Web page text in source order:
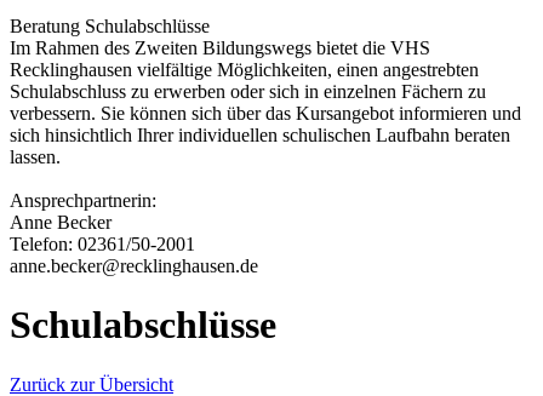
Beratung Schulabschlüsse
Im Rahmen des Zweiten Bildungswegs bietet die VHS
Recklinghausen vielfältige Möglichkeiten, einen angestrebten
Schulabschluss zu erwerben oder sich in einzelnen Fächern zu
verbessern. Sie können sich über das Kursangebot informieren und
sich hinsichtlich Ihrer individuellen schulischen Laufbahn beraten
lassen.
Ansprechpartnerin:
Anne Becker
Telefon: 02361/50-2001
anne.becker@recklinghausen.de
Schulabschlüsse
Zurück zur Übersicht